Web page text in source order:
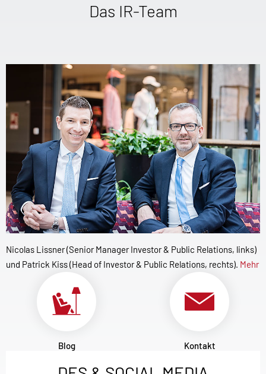
Das IR-Team
Nicolas Lissner (Senior Manager Investor & Public Relations, links)
und Patrick Kiss (Head of Investor & Public Relations, rechts). Mehr
Blog Kontakt